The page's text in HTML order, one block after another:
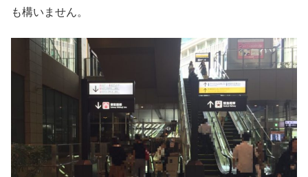
も構いません。